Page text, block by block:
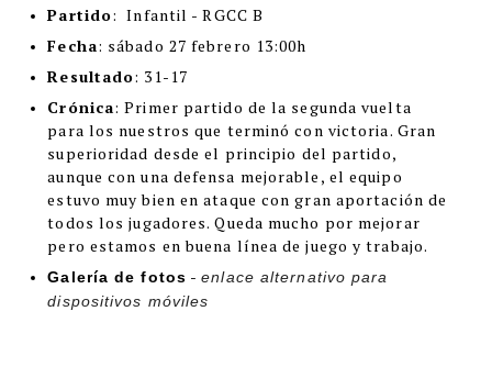
Partido: Infantil - RGCC B
Fecha: sábado 27 febrero 13:00h
Resultado: 31-17
Crónica:Primer partido de la segunda vuelta
para los nuestros que terminó con victoria. Gran
superioridad desde el principio del partido,
aunque con una defensa mejorable, el equipo
estuvo muy bien en ataque con gran aportación de
todos los jugadores. Queda mucho por mejorar
pero estamos en buena línea de juego y trabajo.
Galería de fotos -enlace alternativo para
dispositivos móviles